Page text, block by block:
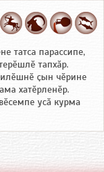
татса парассипе,
тапхӑр.
ҫын чӗрине
хатӗрленӗр.
усӑ курма